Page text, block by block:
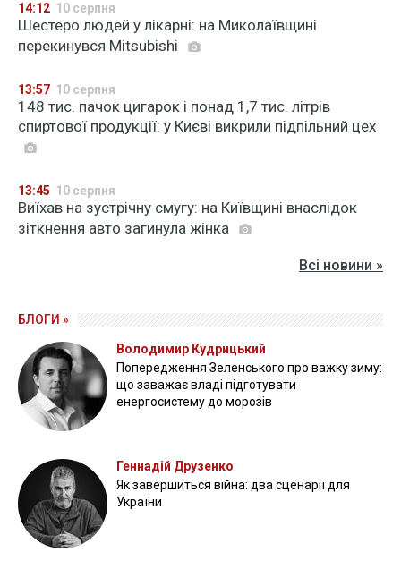
14:12 10 серпня
Шестеро людей у лікарні: на Миколаївщині
перекинувся Mitsubishi
13:57 10 серпня
148 тис. пачок цигарок і понад 1,7 тис. літрів
спиртової продукції: у Києві викрили підпільний цех
13:45 10 серпня
Виїхав на зустрічну смугу: на Київщині внаслідок
зіткнення авто загинула жінка
Всі новини »
БЛОГИ »
Володимир Кудрицький
Попередження Зеленського про важку зиму:
що заважає владі підготувати
енергосистему до морозів
Геннадій Друзенко
Як завершиться війна: два сценарії для
України